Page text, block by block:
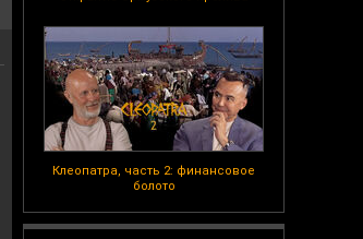
Клеопатра, часть 2: финансовое
болото